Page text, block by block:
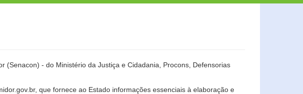
(Senacon) - do Ministério da Justiça e Cidadania, Procons, Defensorias
que fornece ao Estado informações essenciais à elaboração e